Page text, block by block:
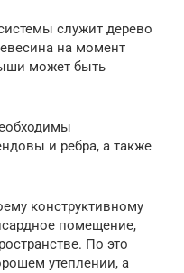
служит дерево
на момент
может быть
и ребра, а также
конструктивному
помещение,
По это
утеплении, а